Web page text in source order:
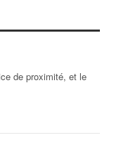
de proximité, et le